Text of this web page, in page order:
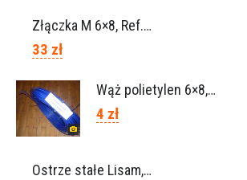
Złączka M 6×8, Ref. 0115.0102
33 zł
Wąż polietylen 6×8, Ref.0120.0203
4 zł
Ostrze stałe Lisam, Ref. A1206